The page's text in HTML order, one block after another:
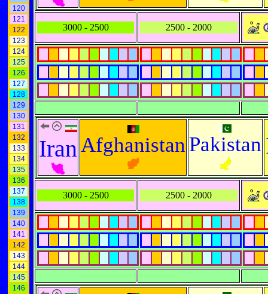
120
121
122
123
124
125
126
127
128
129
130
131
132
133
134
135
136
137
138
139
140
141
142
143
144
145
146
3000 - 2500 2500 - 2000
IranAfghanistan Pakistan
3000 - 2500 2500 - 2000